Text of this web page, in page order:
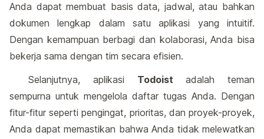
Anda dapat membuat basis data, jadwal, atau bahkan
dokumen lengkap dalam satu aplikasi yang intuitif.
Dengan kemampuan berbagi dan kolaborasi, Anda bisa
bekerja sama dengan tim secara efisien.
Selanjutnya, aplikasi Todoist adalah teman
sempurna untuk mengelola daftar tugas Anda. Dengan
fitur-fitur seperti pengingat, prioritas, dan proyek-proyek,
Anda dapat memastikan bahwa Anda tidak melewatkan